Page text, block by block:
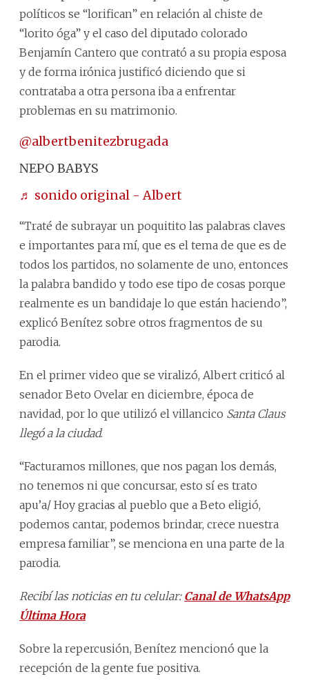
políticos se “lorifican” en relación al chiste de
“lorito óga” y el caso del diputado colorado
Benjamín Cantero que contrató a su propia esposa
y de forma irónica justificó diciendo que si
contrataba a otra persona iba a enfrentar
problemas en su matrimonio.
@albertbenitezbrugada
NEPO BABYS
♬ sonido original - Albert
“Traté de subrayar un poquitito las palabras claves
e importantes para mí, que es el tema de que es de
todos los partidos, no solamente de uno, entonces
la palabra bandido y todo ese tipo de cosas porque
realmente es un bandidaje lo que están haciendo”,
explicó Benítez sobre otros fragmentos de su
parodia.
En el primer video que se viralizó, Albert criticó al
senador Beto Ovelar en diciembre, época de
navidad, por lo que utilizó el villancico Santa Claus
llegó a la ciudad.
“Facturamos millones, que nos pagan los demás,
no tenemos ni que concursar, esto sí es trato
apu’a/ Hoy gracias al pueblo que a Beto eligió,
podemos cantar, podemos brindar, crece nuestra
empresa familiar”, se menciona en una parte de la
parodia.
Recibí las noticias en tu celular: Canal de WhatsApp
Última Hora
Sobre la repercusión, Benítez mencionó que la
recepción de la gente fue positiva.